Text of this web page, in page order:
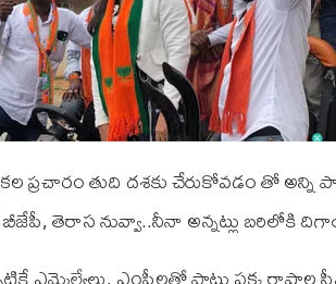
ప్రచారం తుది దశకు చేరుకోవడం తో అన్ని
బీజేపీ, తెరాస నువ్వా..నీనా అన్నట్లు